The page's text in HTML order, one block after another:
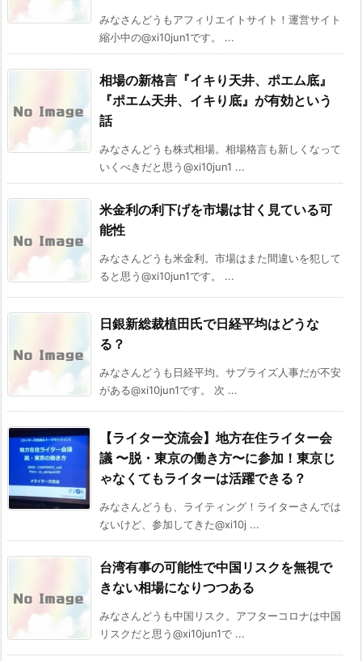
みなさんどうもアフィリエイトサイト！運営サイト
縮小中の@xi10jun1です。 ...
相場の新格言『イキり天井、ポエム底』
『ポエム天井、イキり底』が有効という
話
みなさんどうも株式相場。相場格言も新しくなって
いくべきだと思う@xi10jun1 ...
米金利の利下げを市場は甘く見ている可
能性
みなさんどうも米金利。市場はまた間違いを犯して
ると思う@xi10jun1です。 ...
日銀新総裁植田氏で日経平均はどうな
る？
みなさんどうも日経平均。サプライズ人事だが不安
がある@xi10jun1です。 次 ...
【ライター交流会】地方在住ライター会
議 〜脱・東京の働き方〜に参加！東京じ
ゃなくてもライターは活躍できる？
みなさんどうも、ライティング！ライターさんでは
ないけど、参加してきた@xi10j ...
台湾有事の可能性で中国リスクを無視で
きない相場になりつつある
みなさんどうも中国リスク。アフターコロナは中国
リスクだと思う@xi10jun1で ...